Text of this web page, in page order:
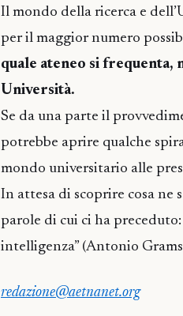
Il mondo della ricerca e
per il maggior numero
quale ateneo si frequenta,
Università.
Se da una parte il
potrebbe aprire qualche
mondo universitario alle
In attesa di scoprire cosa ne
parole di cui ci ha
intelligenza” (Antonio
redazione@aetnanet.org